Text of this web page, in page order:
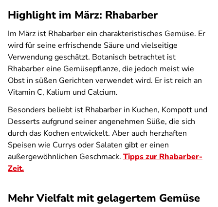
Highlight im März: Rhabarber
Im März ist Rhabarber ein charakteristisches Gemüse. Er
wird für seine erfrischende Säure und vielseitige
Verwendung geschätzt. Botanisch betrachtet ist
Rhabarber eine Gemüsepflanze, die jedoch meist wie
Obst in süßen Gerichten verwendet wird. Er ist reich an
Vitamin C, Kalium und Calcium.
Besonders beliebt ist Rhabarber in Kuchen, Kompott und
Desserts aufgrund seiner angenehmen Süße, die sich
durch das Kochen entwickelt. Aber auch herzhaften
Speisen wie Currys oder Salaten gibt er einen
außergewöhnlichen Geschmack. Tipps zur Rhabarber-
Zeit.
Mehr Vielfalt mit gelagertem Gemüse